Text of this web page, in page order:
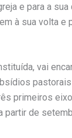
e para a
à sua volta e
vai
primeiros
partir de